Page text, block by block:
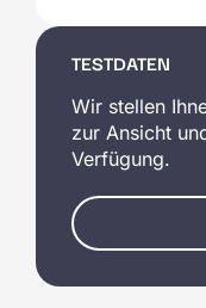
TESTDATEN
Wir stellen
zur Ansicht
Verfügung.